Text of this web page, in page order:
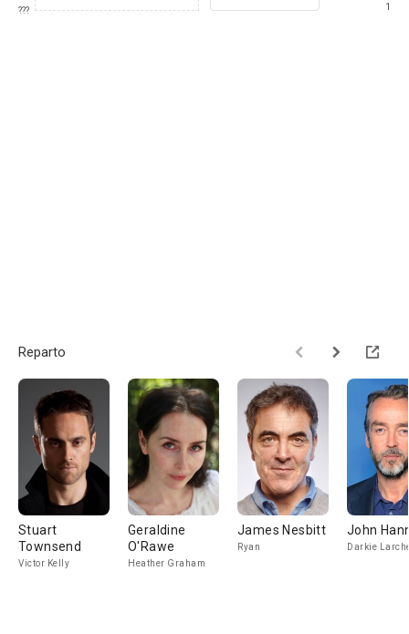
???
1
Reparto
Stuart
Townsend
Victor Kelly
Geraldine
O'Rawe
Heather Graham
James Nesbitt
Ryan
John
Darkie